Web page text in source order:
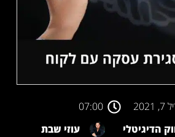
07:00
הדיגיטלי
עוזי שבת